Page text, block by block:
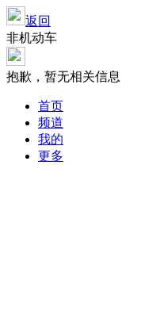
返回
非机动车
抱歉，暂无相关信息
首页
频道
我的
更多